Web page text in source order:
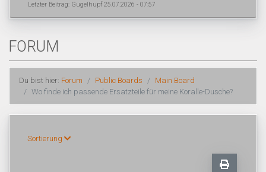
Letzter Beitrag: Gugelhupf 25.07.2026 - 07:57
FORUM
Du bist hier: Forum Public Boards
Main Board
Wo finde ich passende Ersatzteile für meine Koralle-Dusche?
Sortierung